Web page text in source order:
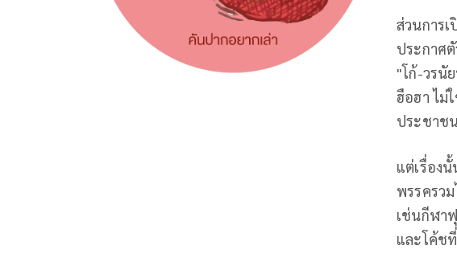
ส่วนการเ
ประกาศ
"โก้-วรนั
ฮือฮา ไม่
ประชาช
แต่เรื่อง
พรรครว
เช่นกีฬา
และโค้ช